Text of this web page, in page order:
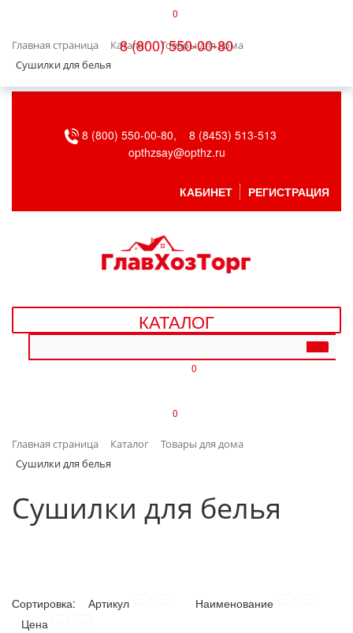
0
8 (800) 550-00-80
Главная страница Каталог
Товары для дома
Сушилки для белья
БЫТОВАЯ ТЕХНИКА
ВЕНТИЛЯЦИЯ
ДАЧА, САД И ОГОРОД
ДЕТСКИЕ ТОВАРЫ
ИНТЕРЬЕР
ЛАКОКРАСОЧНЫЕ МАТЕРИАЛЫ
8 (800) 550-00-80,
8 (8453) 513-513
opthzsay@opthz.ru
КАБИНЕТ РЕГИСТРАЦИЯ
КАТАЛОГ
0
0
Главная страница Каталог
Товары для дома
Сушилки для белья
Сушилки для белья
Сортировка: Артикул
Наименование
Цена